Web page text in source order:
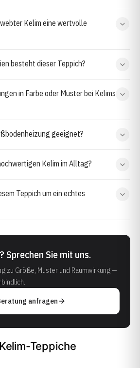
Kelim eine wertvolle
besteht dieser Teppich?
in Farbe oder Muster bei Kelims
geeignet?
Kelim im Alltag?
Teppich um ein echtes
Sprechen Sie mit uns.
zu Größe, Muster und Raumwirkung —
anfragen
Teppiche